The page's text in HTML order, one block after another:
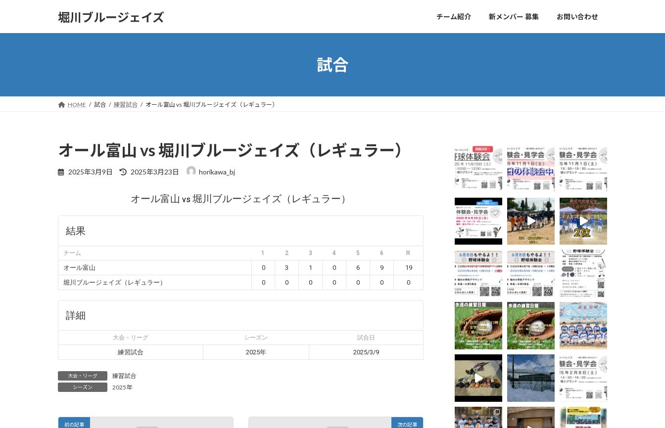
堀川ブルージェイズ チーム紹介 新メンバー 募集 お問い合わせ
試合
HOME 試合 練習試合 オール富山 vs 堀川ブルージェイズ（レギュラー）
オール富山 vs 堀川ブルージェイズ（レギュラー）
2025年3月9日
最
新
2025年3月23日 horikawa_bj
オール富山 vs堀川ブルージェイズ（レギュラー）
結果
チーム 1 2 3 4 5 6 R
オール富山 0 3 1 0 6 9
19
堀川ブルージェイズ（レギュラー）
0 0 0 0 0 0 0
詳細
大会・リーグ シーズン 試合日
練習試合 2025年 2025/3/9
大会・リーグ 練習試合
シーズン 2025年
前の記事 次の記事